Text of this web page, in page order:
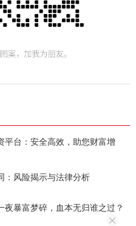
平台：安全高效，助您财富增
：风险揭示与法律分析
：一夜暴富梦碎，血本无归谁之过？